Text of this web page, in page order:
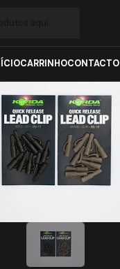
CARRINHOCONTACTO